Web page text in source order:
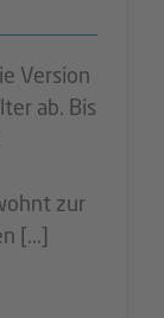
Version
ab. Bis
zur
[...]